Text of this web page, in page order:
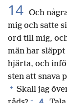
14 Och
mig och satte
ord till mig,
män har
hjärta, och
sten att snava
+ Skall jag
+